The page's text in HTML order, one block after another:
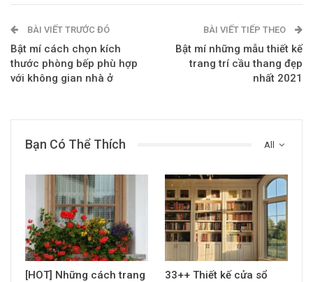
BÀI VIẾT TRƯỚC ĐÓ
Bật mí cách chọn kích
thước phòng bếp phù hợp
với không gian nhà ở
BÀI VIẾT TIẾP THEO
Bật mí những mẫu thiết kế
trang trí cầu thang đẹp
nhất 2021
All
Bạn Có Thể Thích
[HOT] Những cách trang
33++ Thiết kế cửa sổ